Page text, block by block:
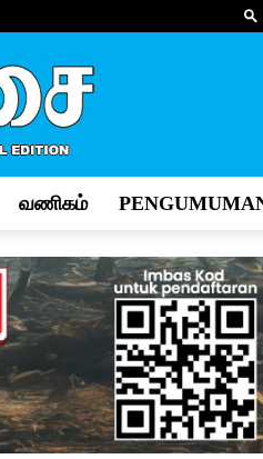
வணிகம்